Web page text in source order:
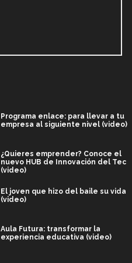
Programa enlace: para llevar a tu
empresa al siguiente nivel (video)
¿Quieres emprender? Conoce el
nuevo HUB de Innovación del Tec
(video)
El joven que hizo del baile su vida
(video)
Aula Futura: transformar la
experiencia educativa (video)